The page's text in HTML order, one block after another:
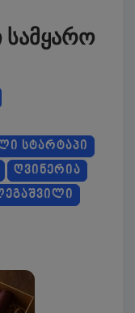
ᲡᲢᲐᲠᲢᲐᲞᲘ
ᲦᲕᲘᲜᲔᲠᲘᲐ